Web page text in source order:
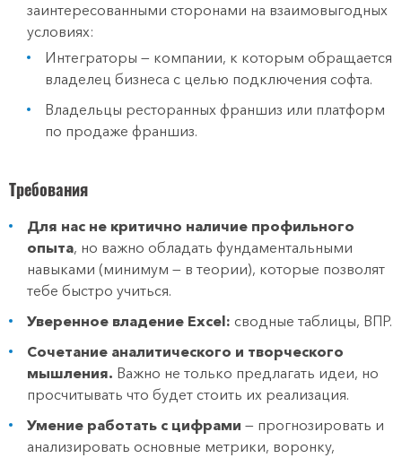
заинтересованными сторонами на взаимовыгодных
условиях:
Интеграторы — компании, к которым обращается
владелец бизнеса с целью подключения софта.
Владельцы ресторанных франшиз или платформ
по продаже франшиз.
Требования
Для нас не критично наличие профильного
опыта, но важно обладать фундаментальными
навыками (минимум — в теории), которые позволят
тебе быстро учиться.
Уверенное владение Excel: сводные таблицы, ВПР.
Сочетание аналитического и творческого
мышления. Важно не только предлагать идеи, но
просчитывать что будет стоить их реализация.
Умение работать с цифрами — прогнозировать и
анализировать основные метрики, воронку,